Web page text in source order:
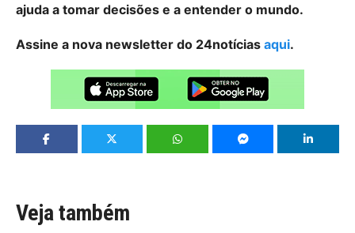
ajuda a tomar decisões e a entender o mundo.
Assine a nova newsletter do 24notícias aqui.
Veja também